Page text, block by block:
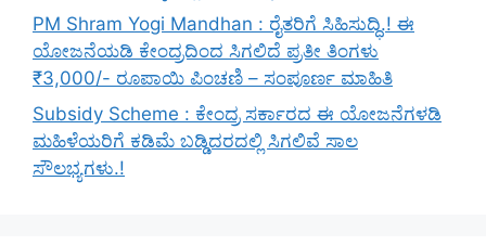
PM Shram Yogi Mandhan : ರೈತರಿಗೆ ಸಿಹಿಸುದ್ಧಿ.! ಈ
ಯೋಜನೆಯಡಿ ಕೇಂದ್ರದಿಂದ ಸಿಗಲಿದೆ ಪ್ರತೀ ತಿಂಗಳು
₹3,000/- ರೂಪಾಯಿ ಪಿಂಚಣಿ – ಸಂಪೂರ್ಣ ಮಾಹಿತಿ
Subsidy Scheme : ಕೇಂದ್ರ ಸರ್ಕಾರದ ಈ ಯೋಜನೆಗಳಡಿ
ಮಹಿಳೆಯರಿಗೆ ಕಡಿಮೆ ಬಡ್ಡಿದರದಲ್ಲಿ ಸಿಗಲಿವೆ ಸಾಲ
ಸೌಲಭ್ಯಗಳು.!